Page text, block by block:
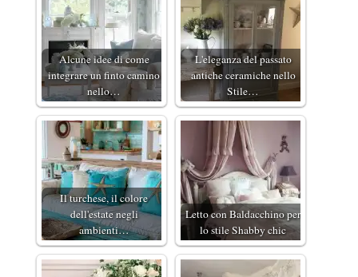
Alcune idee di come
integrare un finto camino
nello…
L'eleganza del passato
antiche ceramiche nello
Stile…
Il turchese, il colore
dell'estate negli
ambienti…
Letto con Baldacchino per
lo stile Shabby chic